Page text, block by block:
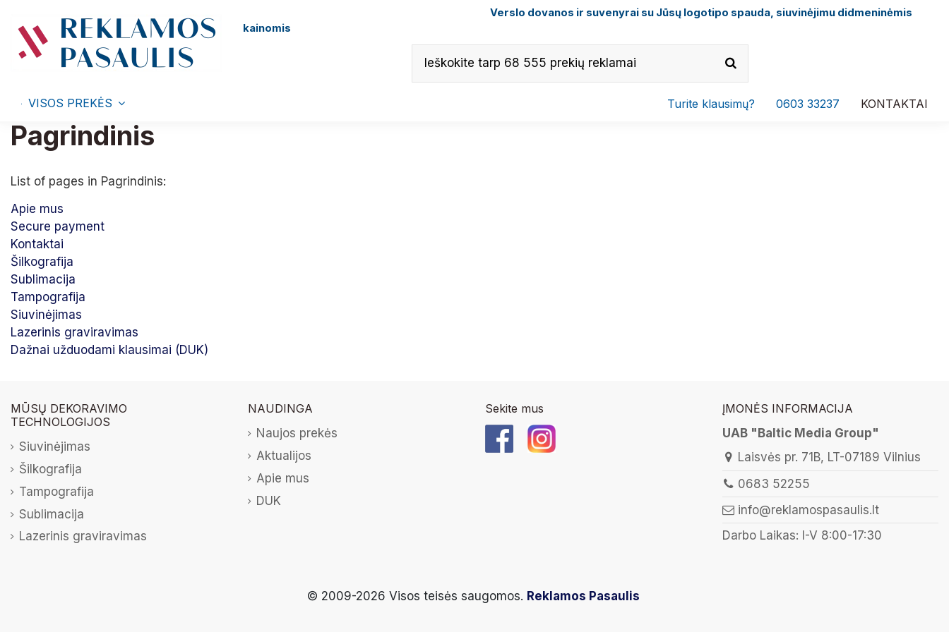
Verslo dovanos ir suvenyrai su Jūsų logotipo spauda, siuvinėjimu didmeninėmis
kainomis
VISOS PREKĖS KONTAKTAI
0603 33237
Turite klausimų?
Pagrindinis
List of pages in Pagrindinis:
Apie mus
Secure payment
Kontaktai
Šilkografija
Sublimacija
Tampografija
Siuvinėjimas
Lazerinis graviravimas
Dažnai užduodami klausimai (DUK)
MŪSŲ DEKORAVIMO
TECHNOLOGIJOS
Siuvinėjimas
Šilkografija
Tampografija
Sublimacija
Lazerinis graviravimas
NAUDINGA
Naujos prekės
Aktualijos
Apie mus
DUK
Sekite mus
ĮMONĖS INFORMACIJA
UAB "Baltic Media Group"
Laisvės pr. 71B, LT-07189 Vilnius
0683 52255
info@reklamospasaulis.lt
Darbo Laikas: I-V 8:00-17:30
© 2009-2026 Visos teisės saugomos. Reklamos Pasaulis